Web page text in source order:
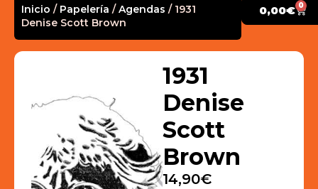
Inicio / Papelería /Agendas / 1931
Denise Scott Brown
0,00€ 0
1931
Denise
Scott
Brown
14,90€